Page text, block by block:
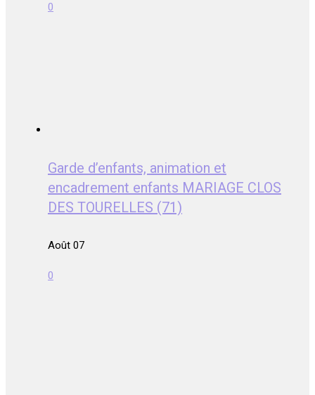
0
Garde d’enfants, animation et
encadrement enfants MARIAGE CLOS
DES TOURELLES (71)
Août 07
0